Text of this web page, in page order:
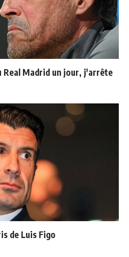
Real Madrid un jour, j'arrête
de Luis Figo